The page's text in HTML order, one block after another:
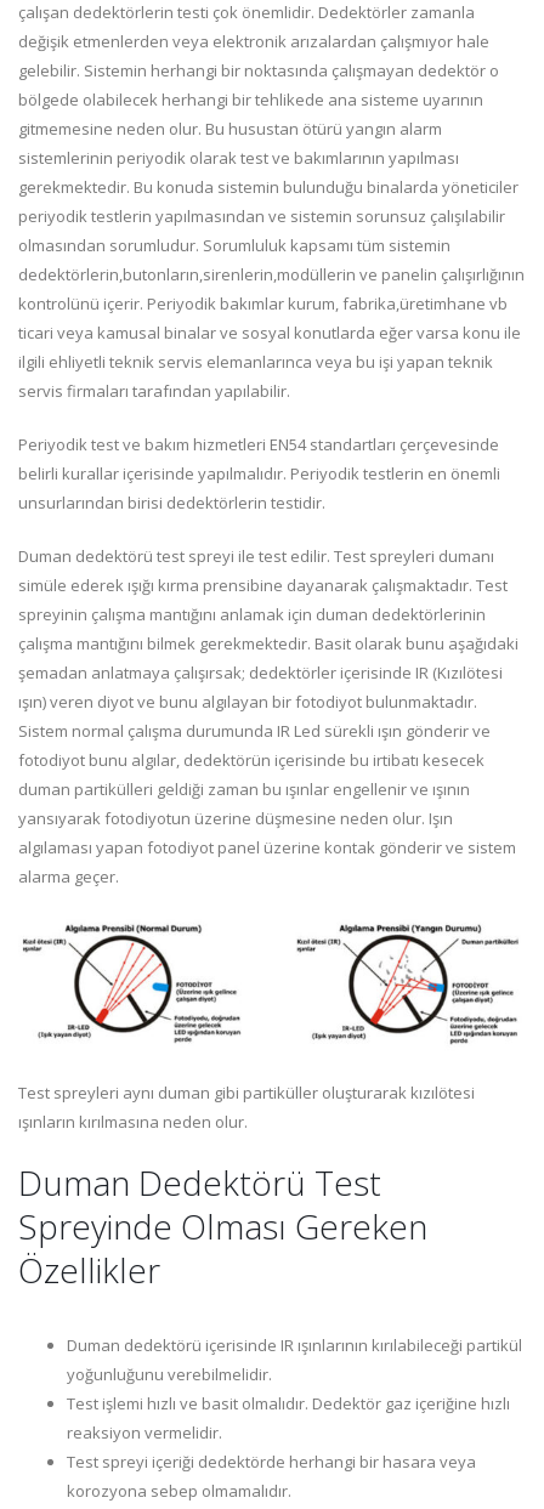
çalışan dedektörlerin testi çok önemlidir. Dedektörler zamanla
değişik etmenlerden veya elektronik arızalardan çalışmıyor hale
gelebilir. Sistemin herhangi bir noktasında çalışmayan dedektör o
bölgede olabilecek herhangi bir tehlikede ana sisteme uyarının
gitmemesine neden olur. Bu husustan ötürü yangın alarm
sistemlerinin periyodik olarak test ve bakımlarının yapılması
gerekmektedir. Bu konuda sistemin bulunduğu binalarda yöneticiler
periyodik testlerin yapılmasından ve sistemin sorunsuz çalışılabilir
olmasından sorumludur. Sorumluluk kapsamı tüm sistemin
dedektörlerin,butonların,sirenlerin,modüllerin ve panelin çalışırlığının
kontrolünü içerir. Periyodik bakımlar kurum, fabrika,üretimhane vb
ticari veya kamusal binalar ve sosyal konutlarda eğer varsa konu ile
ilgili ehliyetli teknik servis elemanlarınca veya bu işi yapan teknik
servis firmaları tarafından yapılabilir.
Periyodik test ve bakım hizmetleri EN54 standartları çerçevesinde
belirli kurallar içerisinde yapılmalıdır. Periyodik testlerin en önemli
unsurlarından birisi dedektörlerin testidir.
Duman dedektörü test spreyi ile test edilir. Test spreyleri dumanı
simüle ederek ışığı kırma prensibine dayanarak çalışmaktadır. Test
spreyinin çalışma mantığını anlamak için duman dedektörlerinin
çalışma mantığını bilmek gerekmektedir. Basit olarak bunu aşağıdaki
şemadan anlatmaya çalışırsak; dedektörler içerisinde IR (Kızılötesi
ışın) veren diyot ve bunu algılayan bir fotodiyot bulunmaktadır.
Sistem normal çalışma durumunda IR Led sürekli ışın gönderir ve
fotodiyot bunu algılar, dedektörün içerisinde bu irtibatı kesecek
duman partikülleri geldiği zaman bu ışınlar engellenir ve ışının
yansıyarak fotodiyotun üzerine düşmesine neden olur. Işın
algılaması yapan fotodiyot panel üzerine kontak gönderir ve sistem
alarma geçer.
Test spreyleri aynı duman gibi partiküller oluşturarak kızılötesi
ışınların kırılmasına neden olur.
Duman Dedektörü Test
Spreyinde Olması Gereken
Özellikler
Duman dedektörü içerisinde IR ışınlarının kırılabileceği partikül
yoğunluğunu verebilmelidir.
Test işlemi hızlı ve basit olmalıdır. Dedektör gaz içeriğine hızlı
reaksiyon vermelidir.
Test spreyi içeriği dedektörde herhangi bir hasara veya
korozyona sebep olmamalıdır.